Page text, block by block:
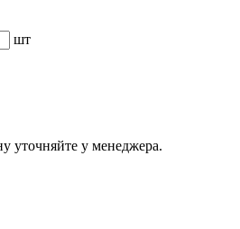
шт
уточняйте у менеджера.